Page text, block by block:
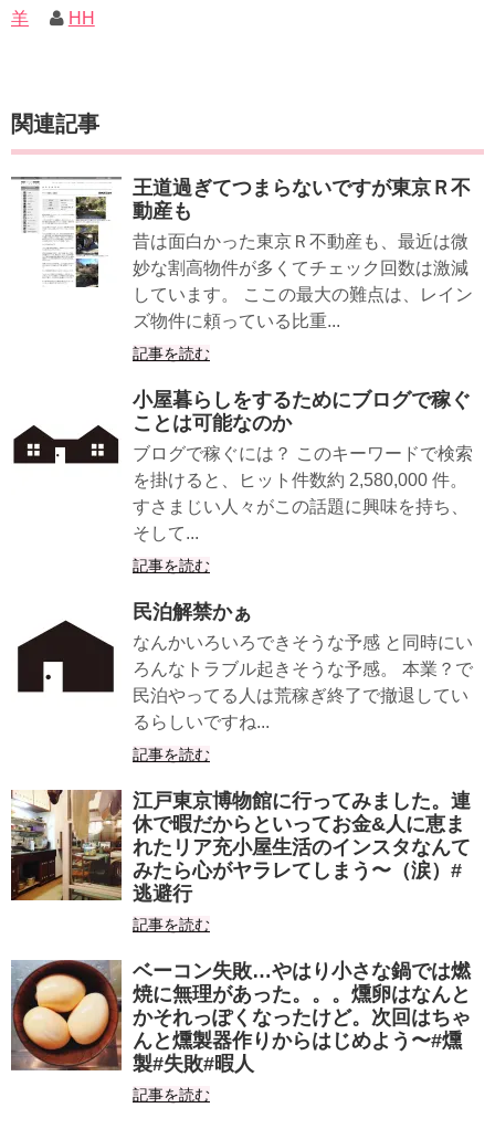
羊
HH
関連記事
王道過ぎてつまらないですが東京Ｒ不
動産も
昔は面白かった東京Ｒ不動産も、最近は微
妙な割高物件が多くてチェック回数は激減
しています。 ここの最大の難点は、レイン
ズ物件に頼っている比重...
記事を読む
小屋暮らしをするためにブログで稼ぐ
ことは可能なのか
ブログで稼ぐには？ このキーワードで検索
を掛けると、ヒット件数約 2,580,000 件。
すさまじい人々がこの話題に興味を持ち、
そして...
記事を読む
民泊解禁かぁ
なんかいろいろできそうな予感 と同時にい
ろんなトラブル起きそうな予感。 本業？で
民泊やってる人は荒稼ぎ終了で撤退してい
るらしいですね...
記事を読む
江戸東京博物館に行ってみました。連
休で暇だからといってお金&人に恵ま
れたリア充小屋生活のインスタなんて
みたら心がヤラレてしまう〜（涙）#
逃避行
記事を読む
ベーコン失敗…やはり小さな鍋では燃
焼に無理があった。。。燻卵はなんと
かそれっぽくなったけど。次回はちゃ
んと燻製器作りからはじめよう〜#燻
製#失敗#暇人
記事を読む